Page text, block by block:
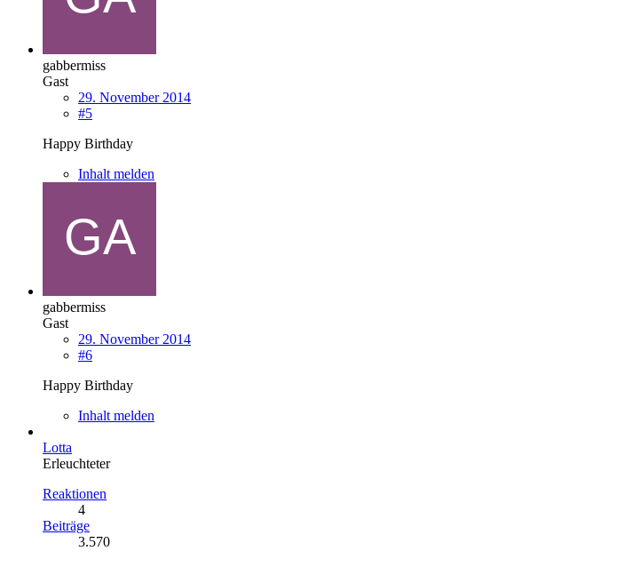
gabbermiss
Gast
29. November 2014
#5
Happy Birthday
Inhalt melden
gabbermiss
Gast
29. November 2014
#6
Happy Birthday
Inhalt melden
Lotta
Erleuchteter
Reaktionen
4
Beiträge
3.570